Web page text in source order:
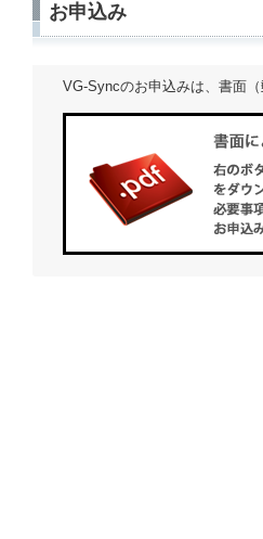
お申込み
VG-Syncのお申込みは、書面